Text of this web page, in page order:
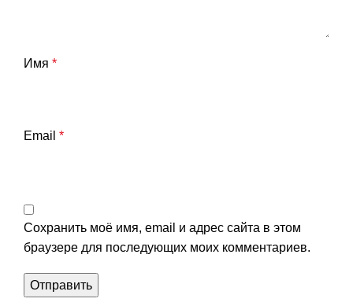
Имя *
Email *
Сохранить моё имя, email и адрес сайта в этом
браузере для последующих моих комментариев.